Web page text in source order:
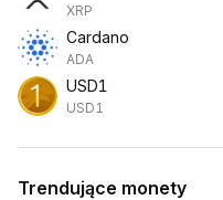
XRP
Cardano
ADA
USD1
USD1
Trendujące monety